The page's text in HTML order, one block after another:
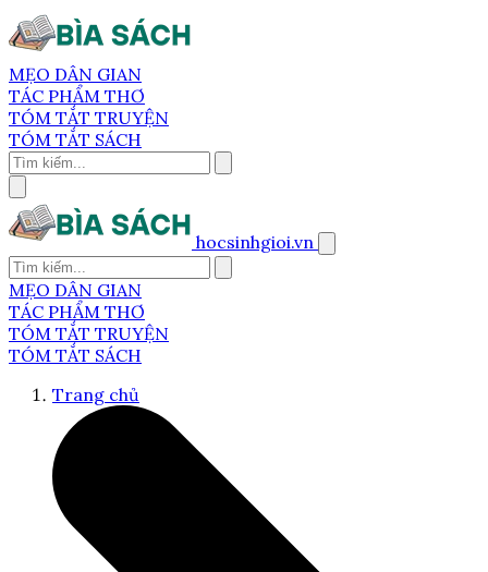
MẸO DÂN GIAN
TÁC PHẨM THƠ
TÓM TẮT TRUYỆN
TÓM TẮT SÁCH
hocsinhgioi.vn
MẸO DÂN GIAN
TÁC PHẨM THƠ
TÓM TẮT TRUYỆN
TÓM TẮT SÁCH
Trang chủ